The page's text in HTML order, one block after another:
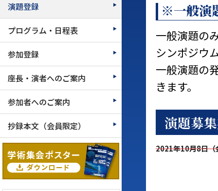
※一般演
一般演題の
シンポジウ
一般演題の
きます。
演題募
2021年10月8日
演題登録
プログラム・日程表
参加登録
座長・演者へのご案内
参加者へのご案内
抄録本文（会員限定）